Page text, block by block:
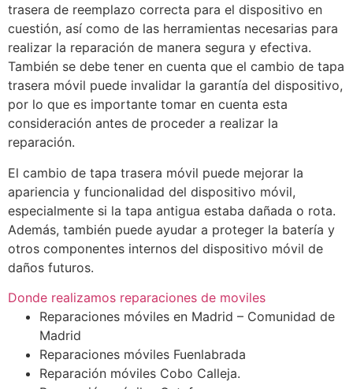
trasera de reemplazo correcta para el dispositivo en
cuestión, así como de las herramientas necesarias para
realizar la reparación de manera segura y efectiva.
También se debe tener en cuenta que el cambio de tapa
trasera móvil puede invalidar la garantía del dispositivo,
por lo que es importante tomar en cuenta esta
consideración antes de proceder a realizar la
reparación.
El cambio de tapa trasera móvil puede mejorar la
apariencia y funcionalidad del dispositivo móvil,
especialmente si la tapa antigua estaba dañada o rota.
Además, también puede ayudar a proteger la batería y
otros componentes internos del dispositivo móvil de
daños futuros.
Donde realizamos reparaciones de moviles
Reparaciones móviles en Madrid – Comunidad de
Madrid
Reparaciones móviles Fuenlabrada
Reparación móviles Cobo Calleja.